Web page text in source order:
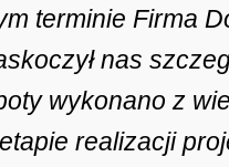
terminie Firma
nas
wykonano z
realizacji